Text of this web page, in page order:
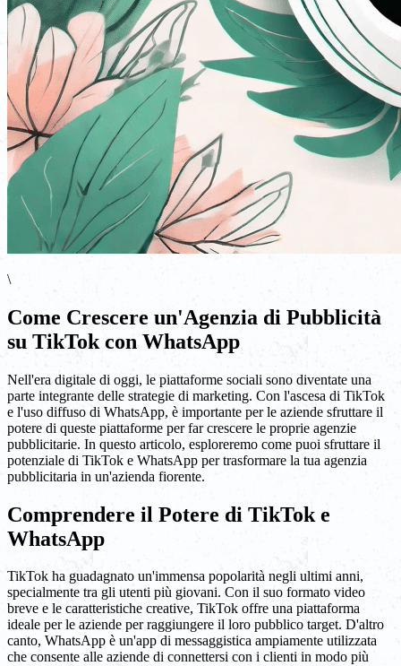
\
Come Crescere un'Agenzia di Pubblicità
su TikTok con WhatsApp
Nell'era digitale di oggi, le piattaforme sociali sono diventate una
parte integrante delle strategie di marketing. Con l'ascesa di TikTok
e l'uso diffuso di WhatsApp, è importante per le aziende sfruttare il
potere di queste piattaforme per far crescere le proprie agenzie
pubblicitarie. In questo articolo, esploreremo come puoi sfruttare il
potenziale di TikTok e WhatsApp per trasformare la tua agenzia
pubblicitaria in un'azienda fiorente.
Comprendere il Potere di TikTok e
WhatsApp
TikTok ha guadagnato un'immensa popolarità negli ultimi anni,
specialmente tra gli utenti più giovani. Con il suo formato video
breve e le caratteristiche creative, TikTok offre una piattaforma
ideale per le aziende per raggiungere il loro pubblico target. D'altro
canto, WhatsApp è un'app di messaggistica ampiamente utilizzata
che consente alle aziende di connettersi con i clienti in modo più